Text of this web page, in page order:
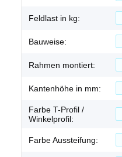
Feldlast in kg:
Bauweise:
Rahmen montiert:
Kantenhöhe in mm:
Farbe T-Profil /
Winkelprofil:
Farbe Aussteifung: